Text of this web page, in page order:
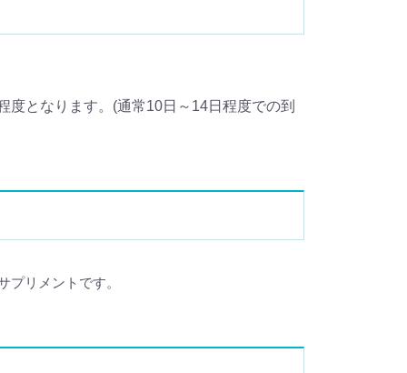
となります。(通常10日～14日程度での到
リメントです。